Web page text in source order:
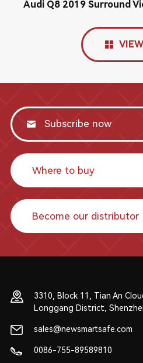
VIEW
Where to buy
Become our distributor
3310, Block 11, Tian An
Longgang District,
sales@newsmartsafe.com
0086-755-89589810